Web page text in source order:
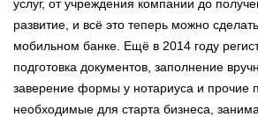
услуг, от учреждения компании до
развитие, и всё это теперь можно
мобильном банке. Ещё в 2014 году
подготовка документов, заполнение
заверение формы у нотариуса и прочие
необходимые для старта бизнеса,